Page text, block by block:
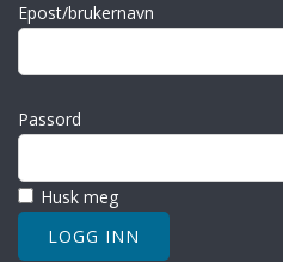
Epost/brukernavn
Passord
Husk meg